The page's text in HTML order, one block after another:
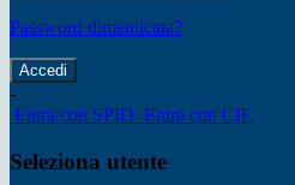
Password dimenticata?
-
Entra con SPID Entra con CIE
Seleziona utente